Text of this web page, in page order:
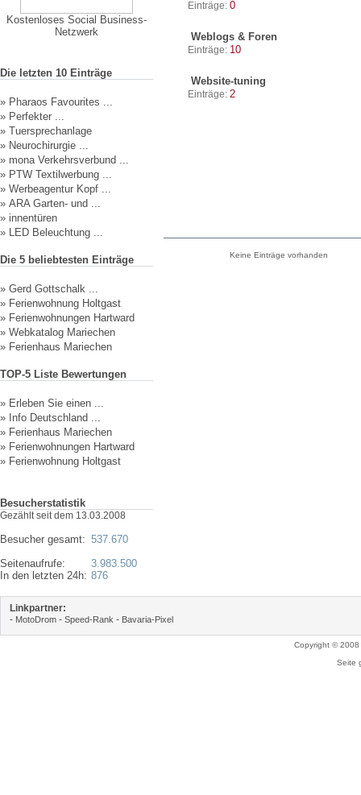
Kostenloses Social Business-
Netzwerk
Die letzten 10 Einträge
» Pharaos Favourites ...
» Perfekter ...
» Tuersprechanlage
» Neurochirurgie ...
» mona Verkehrsverbund ...
» PTW Textilwerbung ...
» Werbeagentur Kopf ...
» ARA Garten- und ...
» innentüren
» LED Beleuchtung ...
Die 5 beliebtesten Einträge
» Gerd Gottschalk ...
» Ferienwohnung Holtgast
» Ferienwohnungen Hartward
» Webkatalog Mariechen
» Ferienhaus Mariechen
TOP-5 Liste Bewertungen
» Erleben Sie einen ...
» Info Deutschland ...
» Ferienhaus Mariechen
» Ferienwohnungen Hartward
» Ferienwohnung Holtgast
Besucherstatistik
Gezählt seit dem 13.03.2008
Besucher gesamt:
Seitenaufrufe:
In den letzten 24h:
537.670
3.983.500
876
Einträge: 0
Weblogs & Foren
Einträge: 10
Website-tuning
Einträge: 2
Keine Einträge vorhanden
Linkpartner:
- MotoDrom - Speed-Rank - Bavaria-Pixel
Copyright ©
Seite